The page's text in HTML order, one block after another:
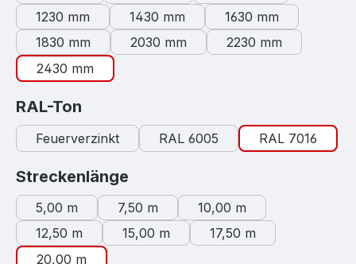
1230 mm
1430 mm
1630 mm
1830 mm
2030 mm
2230 mm
2430 mm
RAL-Ton
Feuerverzinkt RAL 6005 RAL 7016
Streckenlänge
5,00 m 7,50 m
10,00 m
12,50 m
15,00 m
17,50 m
20,00 m